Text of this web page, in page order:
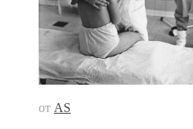
от AS